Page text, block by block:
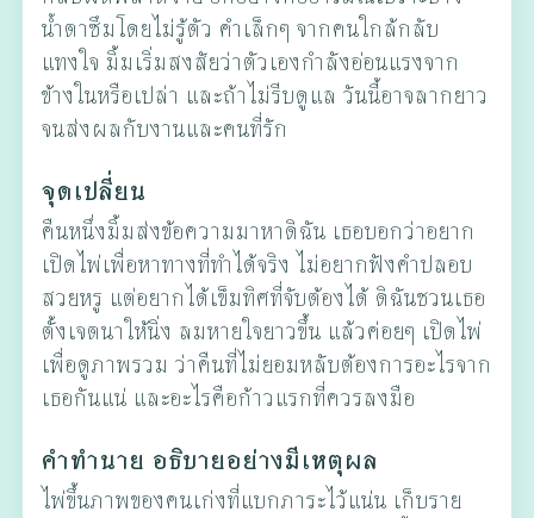
น้ำตาซึมโดยไม่รู้ตัว คำเล็กๆ จากคนใกล้กลับ
แทงใจ มิ้มเริ่มสงสัยว่าตัวเองกำลังอ่อนแรงจาก
ข้างในหรือเปล่า และถ้าไม่รีบดูแล วันนี้อาจลากยาว
จนส่งผลกับงานและคนที่รัก
จุดเปลี่ยน
คืนหนึ่งมิ้มส่งข้อความมาหาดิฉัน เธอบอกว่าอยาก
เปิดไพ่เพื่อหาทางที่ทำได้จริง ไม่อยากฟังคำปลอบ
สวยหรู แต่อยากได้เข็มทิศที่จับต้องได้ ดิฉันชวนเธอ
ตั้งเจตนาให้นิ่ง ลมหายใจยาวขึ้น แล้วค่อยๆ เปิดไพ่
เพื่อดูภาพรวม ว่าคืนที่ไม่ยอมหลับต้องการอะไรจาก
เธอกันแน่ และอะไรคือก้าวแรกที่ควรลงมือ
คำทำนาย อธิบายอย่างมีเหตุผล
ไพ่ขึ้นภาพของคนเก่งที่แบกภาระไว้แน่น เก็บราย